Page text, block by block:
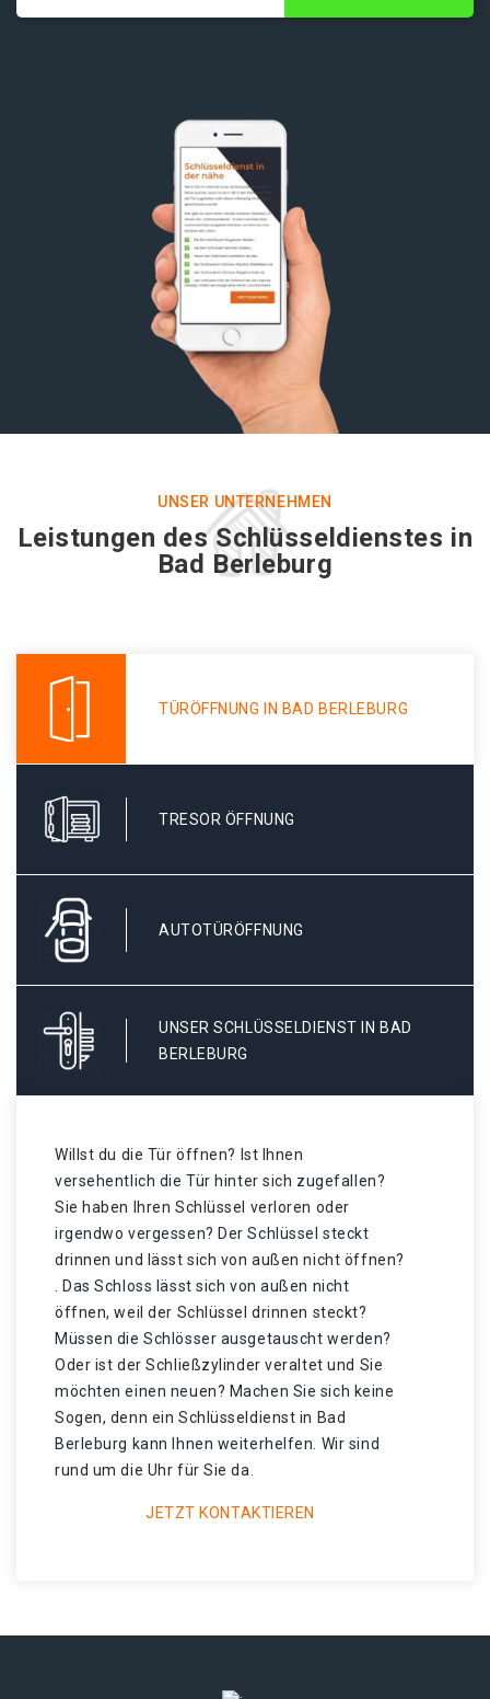
UNSER UNTERNEHMEN
Leistungen des Schlüsseldienstes in
Bad Berleburg
TÜRÖFFNUNG IN BAD BERLEBURG
TRESOR ÖFFNUNG
AUTOTÜRÖFFNUNG
UNSER SCHLÜSSELDIENST IN BAD
BERLEBURG
Willst du die Tür öffnen? Ist Ihnen
versehentlich die Tür hinter sich zugefallen?
Sie haben Ihren Schlüssel verloren oder
irgendwo vergessen? Der Schlüssel steckt
drinnen und lässt sich von außen nicht öffnen?
. Das Schloss lässt sich von außen nicht
öffnen, weil der Schlüssel drinnen steckt?
Müssen die Schlösser ausgetauscht werden?
Oder ist der Schließzylinder veraltet und Sie
möchten einen neuen? Machen Sie sich keine
Sogen, denn ein Schlüsseldienst in Bad
Berleburg kann Ihnen weiterhelfen. Wir sind
rund um die Uhr für Sie da.
JETZT KONTAKTIEREN